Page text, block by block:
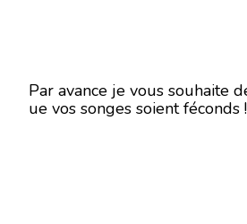
Par avance je vous souhaite
ue vos songes soient féconds !